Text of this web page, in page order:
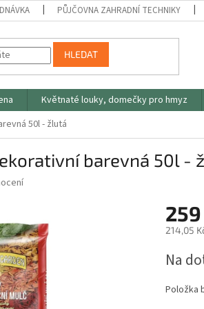
PŮJČOVNA ZAHRADNÍ TECHNIKY
HLEDAT
Květnaté louky, domečky pro hmyz
50l - žlutá
barevná 50l -
214,05
cena:
Na
Položka